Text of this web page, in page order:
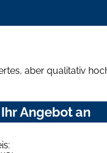
aber qualitativ
Angebot an